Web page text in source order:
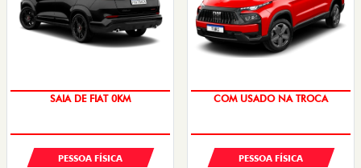
SAIA DE FIAT 0KM
PESSOA FÍSICA
COM USADO NA TROCA
PESSOA FÍSICA